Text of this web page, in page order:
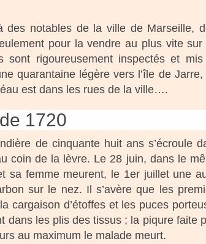
des notables de la ville de Marseille,
pour la vendre au plus vite sur
sont rigoureusement inspectés et
quarantaine légère vers l’île de Jarre,
est dans les rues de la ville….
1720
de cinquante huit ans s’écroule
coin de la lèvre. Le 28 juin, dans le
sa femme meurent, le 1er juillet une
sur le nez. Il s’avère que les
cargaison d’étoffes et les puces
dans les plis des tissus ; la piqure faite
au maximum le malade meurt.